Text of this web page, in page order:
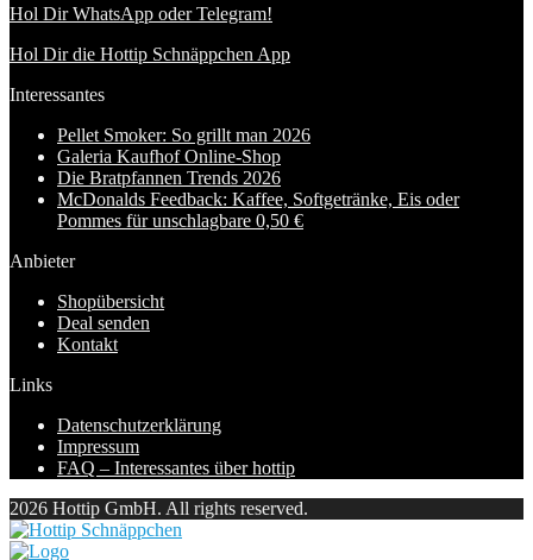
Hol Dir WhatsApp oder Telegram!
Hol Dir die Hottip Schnäppchen App
Interessantes
Pellet Smoker: So grillt man 2026
Galeria Kaufhof Online-Shop
Die Bratpfannen Trends 2026
McDonalds Feedback: Kaffee, Softgetränke, Eis oder
Pommes für unschlagbare 0,50 €
Anbieter
Shopübersicht
Deal senden
Kontakt
Links
Datenschutzerklärung
Impressum
FAQ – Interessantes über hottip
2026 Hottip GmbH. All rights reserved.